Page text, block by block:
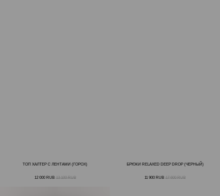
ТОП ХАЛТЕР С ЛЕНТАМИ (ГОРОХ)
12 000 RUB 13 100 RUB
БРЮКИ RELAXED DEEP DROP (ЧЕРНЫЙ)
11 900 RUB 17 600 RUB